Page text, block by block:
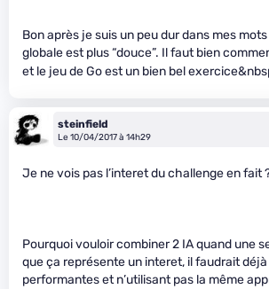
Bon après je suis un peu dur dans mes
globale est plus “douce”. Il faut bien
et le jeu de Go est un bien bel
steinfield
Le 10/04/2017 à 14h29
Je ne vois pas l’interet du challenge en fait
Pourquoi vouloir combiner 2 IA quand une
que ça représente un interet, il faudrait déjà
performantes et n’utilisant pas la même